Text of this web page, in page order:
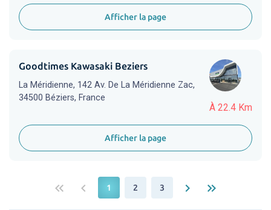
Afficher la page
À 22.4 Km
Goodtimes Kawasaki Beziers
La Méridienne, 142 Av. De La Méridienne Zac,
34500 Béziers, France
Afficher la page
keyboard_double_arrow_left keyboard_arrow_left 1 2 3 keyboard_arrow_right keyboard_double_arrow_right